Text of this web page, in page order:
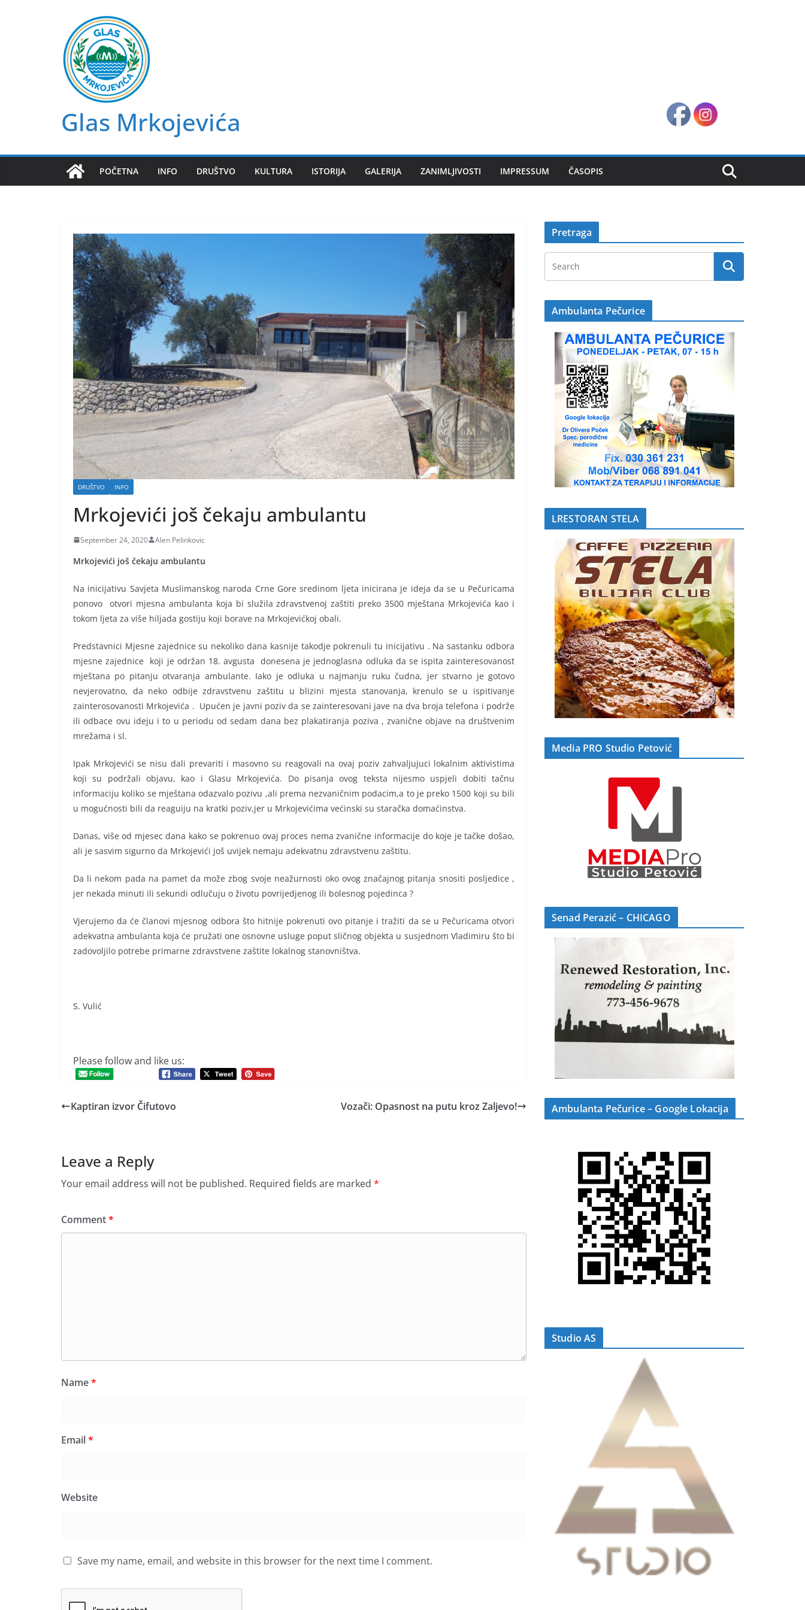
Glas Mrkojevića
POČETNA INFO DRUŠTVO KULTURA ISTORIJA GALERIJA ZANIMLJIVOSTI IMPRESSUM ČASOPIS
DRUŠTVO INFO
Mrkojevići još čekaju ambulantu
September 24, 2020 Alen Pelinkovic
Mrkojevići još čekaju ambulantu
Na inicijativu Savjeta Muslimanskog naroda Crne Gore sredinom ljeta inicirana je ideja da se u Pečuricama
ponovo otvori mjesna ambulanta koja bi služila zdravstvenoj zaštiti preko 3500 mještana Mrkojevića kao i
tokom ljeta za više hiljada gostiju koji borave na Mrkojevićkoj obali.
Predstavnici Mjesne zajednice su nekoliko dana kasnije takodje pokrenuli tu inicijativu . Na sastanku odbora
mjesne zajednice koji je održan 18. avgusta donesena je jednoglasna odluka da se ispita zainteresovanost
mještana po pitanju otvaranja ambulante. Iako je odluka u najmanju ruku čudna, jer stvarno je gotovo
nevjerovatno, da neko odbije zdravstvenu zaštitu u blizini mjesta stanovanja, krenulo se u ispitivanje
zainterosovanosti Mrkojevića . Upućen je javni poziv da se zainteresovani jave na dva broja telefona i podrže
ili odbace ovu ideju i to u periodu od sedam dana bez plakatiranja poziva , zvanične objave na društvenim
mrežama i sl.
Ipak Mrkojevići se nisu dali prevariti i masovno su reagovali na ovaj poziv zahvaljujuci lokalnim aktivistima
koji su podržali objavu, kao i Glasu Mrkojevića. Do pisanja ovog teksta nijesmo uspjeli dobiti tačnu
informaciju koliko se mještana odazvalo pozivu ,ali prema nezvaničnim podacim,a to je preko 1500 koji su bili
u mogućnosti bili da reaguiju na kratki poziv,jer u Mrkojevićima većinski su staračka domaćinstva.
Danas, više od mjesec dana kako se pokrenuo ovaj proces nema zvanične informacije do koje je tačke došao,
ali je sasvim sigurno da Mrkojevići još uvijek nemaju adekvatnu zdravstvenu zaštitu.
Da li nekom pada na pamet da može zbog svoje neažurnosti oko ovog značajnog pitanja snositi posljedice ,
jer nekada minuti ili sekundi odlučuju o životu povrijedjenog ili bolesnog pojedinca ?
Vjerujemo da će članovi mjesnog odbora što hitnije pokrenuti ovo pitanje i tražiti da se u Pečuricama otvori
adekvatna ambulanta koja će pružati one osnovne usluge poput sličnog objekta u susjednom Vladimiru što bi
zadovoljilo potrebe primarne zdravstvene zaštite lokalnog stanovništva.
S. Vulić
Please follow and like us:
Kaptiran izvor Čifutovo Vozači: Opasnost na putu kroz Zaljevo!
Leave a Reply
Your email address will not be published. Required fields are marked *
Comment*
Name*
Email*
Website
Save my name, email, and website in this browser for the next time I comment.
Pretraga
Ambulanta Pečurice
LRESTORAN STELA
Media PRO Studio Petović
Senad Perazić – CHICAGO
Ambulanta Pečurice – Google Lokacija
Studio AS